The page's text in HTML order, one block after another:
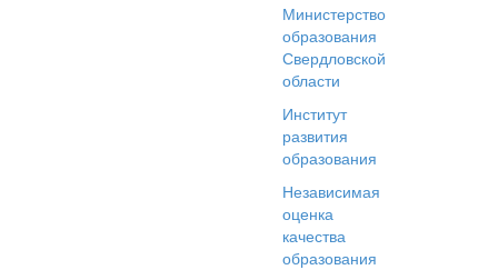
Министерство
образования
Свердловской
области
Институт
развития
образования
Независимая
оценка
качества
образования